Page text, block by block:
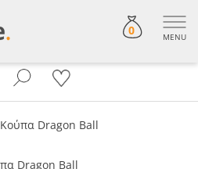
0 MENU
Κούπα Dragon Ball